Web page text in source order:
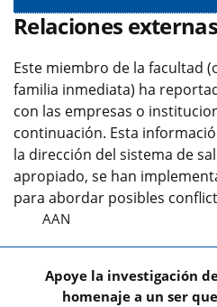
Relaciones externas
Este miembro de la facultad
familia inmediata) ha
con las empresas o
continuación. Esta
la dirección del sistema de
apropiado, se han
para abordar posibles
AAN
Apoye la investigación
homenaje a un ser